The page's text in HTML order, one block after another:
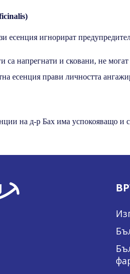
есенция игнорират
са напрегнати и сковани, не
есенция прави личността
на д-р Бах има успокояващо и